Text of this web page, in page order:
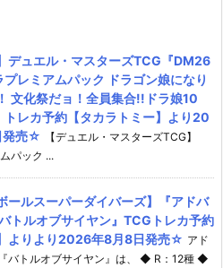
デュエル・マスターズTCG『DM26
レミアムパック ドラゴン娘になり
文化祭だョ！全員集合!!ドラ娘10
レカ予約【タカラトミー】より20
発売☆
【デュエル・マスターズTCG】
パック ...
ールスーパーダイバーズ】『アドバ
トルオブサイヤン』TCGトレカ予約
】よりより2026年8月8日発売☆ アド
バトルオブサイヤン』は、 ◆ R：12種 ◆